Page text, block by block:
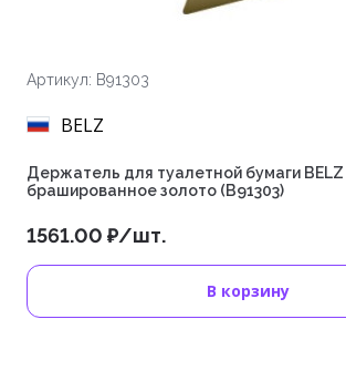
Артикул: B91303
BELZ
Держатель для туалетной бумаги BELZ
брашированное золото (B91303)
1561.00 ₽/шт.
В корзину